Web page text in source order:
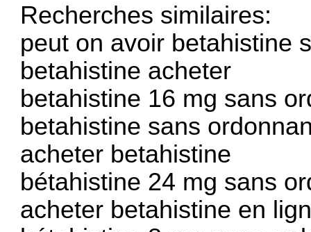
Recherches similaires:
peut on avoir betahistine
betahistine acheter
betahistine 16 mg sans
betahistine sans
acheter betahistine
bétahistine 24 mg sans
acheter betahistine en